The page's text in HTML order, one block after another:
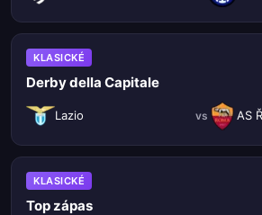
KLASICKÉ
Derby della Capitale
Lazio vs AS
KLASICKÉ
Top zápas